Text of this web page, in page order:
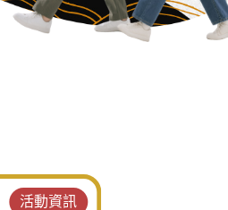
活動資訊